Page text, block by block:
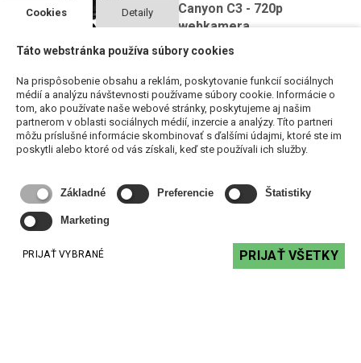
Canyon C3 - 720p
webkamera
AMC V-Cmic - 360° stolový
mikrofón USB
Cookies Detaily
Táto webstránka používa súbory cookies
Na prispôsobenie obsahu a reklám, poskytovanie funkcií sociálnych
médií a analýzu návštevnosti používame súbory cookie. Informácie o
tom, ako používate naše webové stránky, poskytujeme aj našim
partnerom v oblasti sociálnych médií, inzercie a analýzy. Títo partneri
môžu príslušné informácie skombinovať s ďalšími údajmi, ktoré ste im
poskytli alebo ktoré od vás získali, keď ste používali ich služby.
Základné Preferencie Štatistiky
Marketing
PRIJAŤ VYBRANÉ PRIJAŤ VŠETKY